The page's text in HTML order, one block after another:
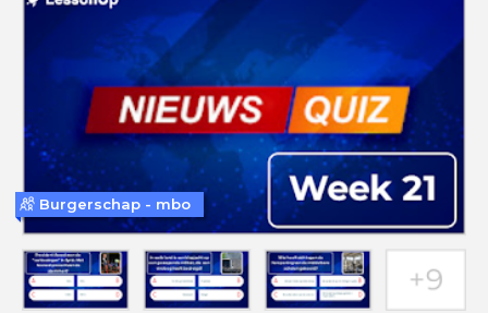
Burgerschap - mbo